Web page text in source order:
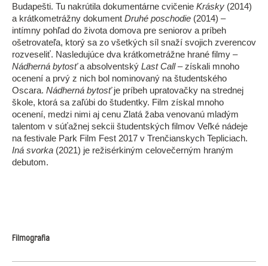
Budapešti. Tu nakrútila dokumentárne cvičenie Krásky (2014)
a krátkometrážny dokument Druhé poschodie (2014) –
intímny pohľad do života domova pre seniorov a príbeh
ošetrovateľa, ktorý sa zo všetkých síl snaží svojich zverencov
rozveseliť. Nasledujúce dva krátkometrážne hrané filmy –
Nádherná bytosťa absolventský Last Call– získali mnoho
ocenení a prvý z nich bol nominovaný na študentského
Oscara. Nádherná bytosťje príbeh upratovačky na strednej
škole, ktorá sa zaľúbi do študentky. Film získal mnoho
ocenení, medzi nimi aj cenu Zlatá žaba venovanú mladým
talentom v súťažnej sekcii študentských filmov Veľké nádeje
na festivale Park Film Fest 2017 v Trenčianskych Tepliciach.
Iná svorka (2021) je režisérkiným celovečerným hraným
debutom.
Filmografia